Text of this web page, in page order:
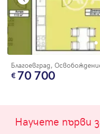
Благоевград,
70 700
Научете първи